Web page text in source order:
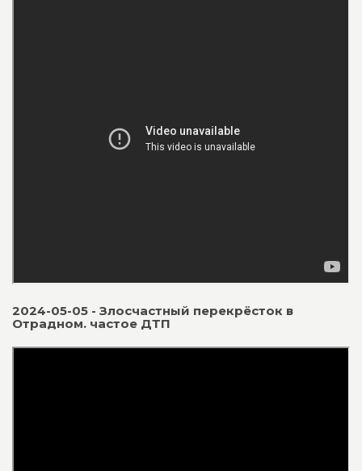
2024-05-05 - Злосчастный перекрёсток в
Отрадном. частое ДТП